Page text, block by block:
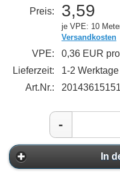
Preis: 3,59
je VPE: 10
Versandkosten
VPE:
0,36 EUR
Lieferzeit:
1-2 Werktage
Art.Nr.:
-
In